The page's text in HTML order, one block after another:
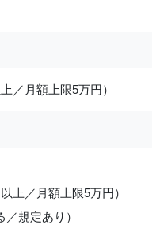
／月額上限5万円）
上／月額上限5万円）
規定あり）